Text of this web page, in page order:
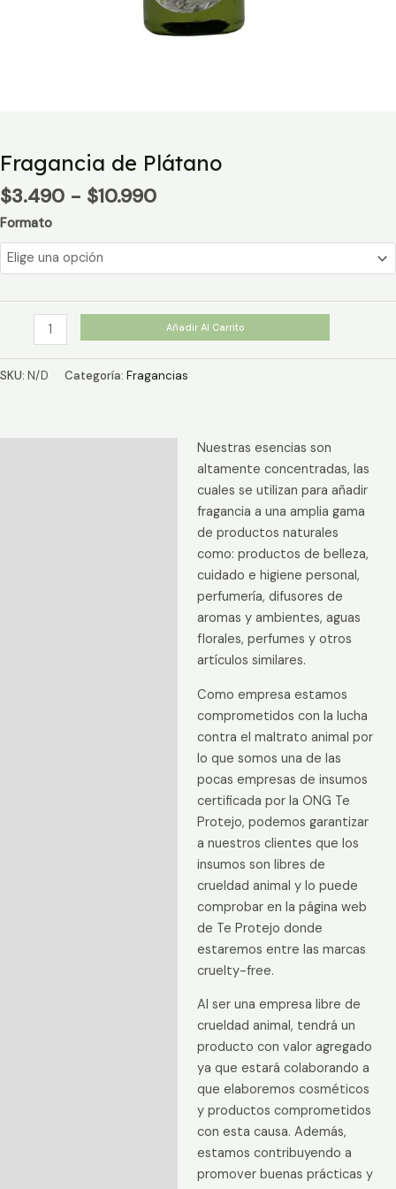
Fragancia de Plátano
$3.490 - $10.990Rango
precios:
$3.490
hasta
$10.990
Formato
Fragancia
Plátano
Añadir Al Carrito
SKU: N/D Categoría: Fragancias
Nuestras esencias son
altamente concentradas, las
cuales se utilizan para añadir
fragancia a una amplia gama
de productos naturales
como: productos de belleza,
cuidado e higiene personal,
perfumería, difusores de
aromas y ambientes, aguas
florales, perfumes y otros
artículos similares.
Como empresa estamos
comprometidos con la lucha
contra el maltrato animal por
lo que somos una de las
pocas empresas de insumos
certificada por la ONG Te
Protejo, podemos garantizar
a nuestros clientes que los
insumos son libres de
crueldad animal y lo puede
comprobar en la página web
de Te Protejo donde
estaremos entre las marcas
cruelty-free.
Al ser una empresa libre de
crueldad animal, tendrá un
producto con valor agregado
ya que estará colaborando a
que elaboremos cosméticos
y productos comprometidos
con esta causa. Además,
estamos contribuyendo a
promover buenas prácticas y